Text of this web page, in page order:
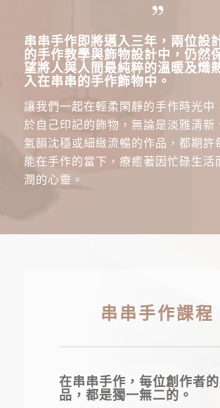
串串手作即將邁入三年，兩位設
的手作教學與飾物設計中，仍然
望將人與人間最純粹的溫暖及熾
入在串串的手作飾物中 。
讓我們一起在輕柔閑靜的手作時光中
於自己印記的飾物，無論是淡雅清新
氣韻沈穩或細緻流暢的作品，都期許
能在手作的當下，療癒著因忙碌生活
潤的心靈。
串串手作課程
在串串手作，每位創作者
品，都是獨一無二的。